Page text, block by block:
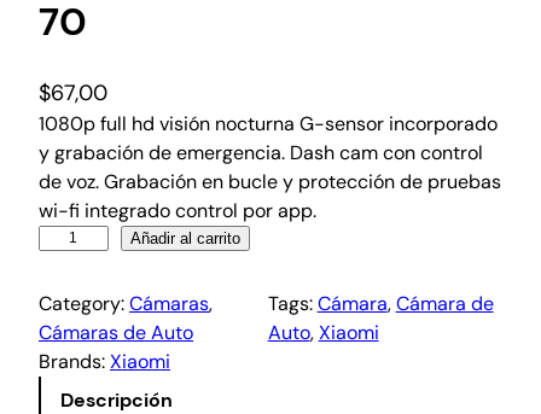
70
$67,00
1080p full hd visión nocturna G-sensor incorporado
y grabación de emergencia. Dash cam con control
de voz. Grabación en bucle y protección de pruebas
wi-fi integrado control por app.
Añadir al carrito
Category:Cámaras
Cámaras de Auto
Tags:Cámara, Cámara de
Auto, Xiaomi
Brands:Xiaomi
Descripción